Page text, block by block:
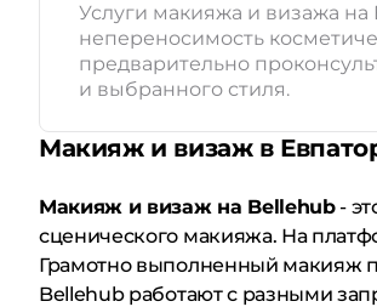
Услуги макияжа и визажа
непереносимость
предварительно
и выбранного стиля.
Макияж и визаж в
Макияж и визаж на Bellehub-
сценического макияжа. На
Грамотно выполненный макияж
Bellehub работают с разными